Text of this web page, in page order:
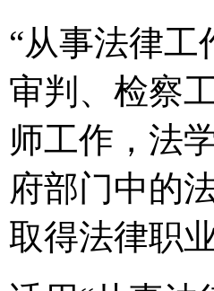
“从事法律工
审判、检察
师工作，法
府部门中的
取得法律职